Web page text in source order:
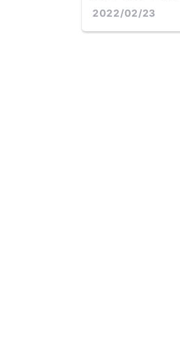
避免這樣的狀況
2022/02/23